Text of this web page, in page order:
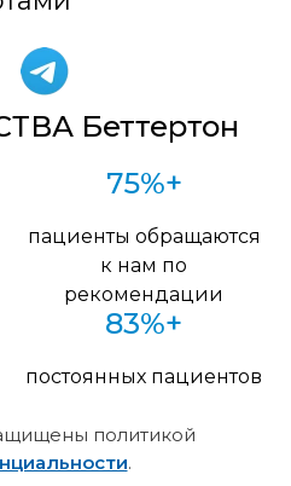
Беттертон
75%+
пациенты обращаются
к нам по
рекомендации
83%+
постоянных пациентов
политикой
.